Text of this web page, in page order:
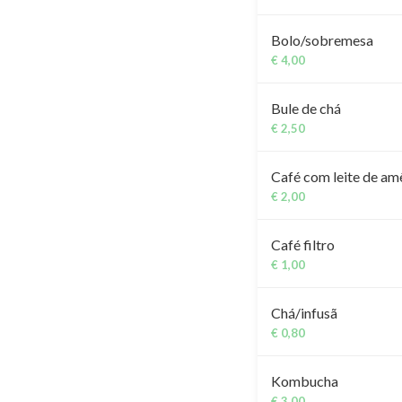
Bolo/sobremesa
€ 4,00
Bule de chá
€ 2,50
Café com leite de
€ 2,00
Café filtro
€ 1,00
Chá/infusã
€ 0,80
Kombucha